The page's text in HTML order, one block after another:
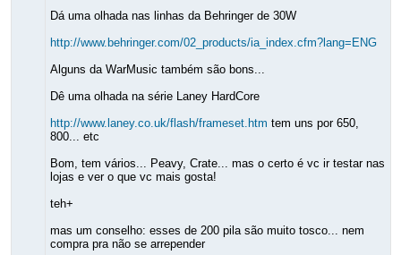
Dá uma olhada nas linhas da Behringer de 30W
http://www.behringer.com/02_products/ia_index.cfm?lang=ENG
Alguns da WarMusic também são bons...
Dê uma olhada na série Laney HardCore
http://www.laney.co.uk/flash/frameset.htm tem uns por 650,
800... etc
Bom, tem vários... Peavy, Crate... mas o certo é vc ir testar nas
lojas e ver o que vc mais gosta!
teh+
mas um conselho: esses de 200 pila são muito tosco... nem
compra pra não se arrepender